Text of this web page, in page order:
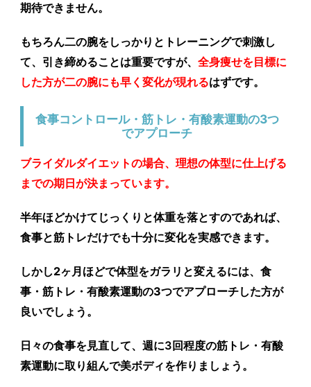
期待できません。
もちろん二の腕をしっかりとトレーニングで刺激し
て、引き締めることは重要ですが、全身痩せを目標に
した方が二の腕にも早く変化が現れるはずです。
食事コントロール・筋トレ・有酸素運動の3つ
でアプローチ
ブライダルダイエットの場合、理想の体型に仕上げる
までの期日が決まっています。
半年ほどかけてじっくりと体重を落とすのであれば、
食事と筋トレだけでも十分に変化を実感できます。
しかし2ヶ月ほどで体型をガラリと変えるには、食
事・筋トレ・有酸素運動の3つでアプローチした方が
良いでしょう。
日々の食事を見直して、週に3回程度の筋トレ・有酸
素運動に取り組んで美ボディを作りましょう。